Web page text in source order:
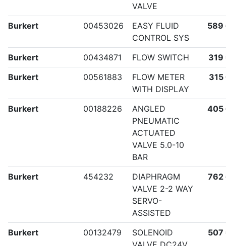
VALVE
Burkert 00453026
EASY FLUID
CONTROL SYS
589
Burkert 00434871 FLOW SWITCH
319
Burkert
00561883
FLOW METER
WITH DISPLAY
315
Burkert 00188226
ANGLED
PNEUMATIC
ACTUATED
VALVE 5.0-10
BAR
405
Burkert 454232
DIAPHRAGM
VALVE 2-2 WAY
SERVO-
ASSISTED
762
Burkert 00132479
SOLENOID
507